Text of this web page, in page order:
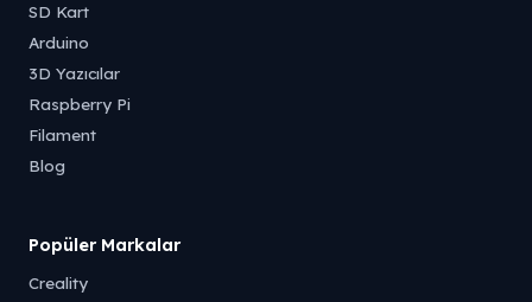
SD Kart
Arduino
3D Yazıcılar
Raspberry Pi
Filament
Blog
Popüler Markalar
Creality